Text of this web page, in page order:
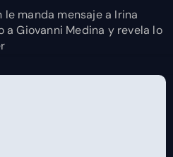
le manda mensaje a Irina
a Giovanni Medina y revela lo